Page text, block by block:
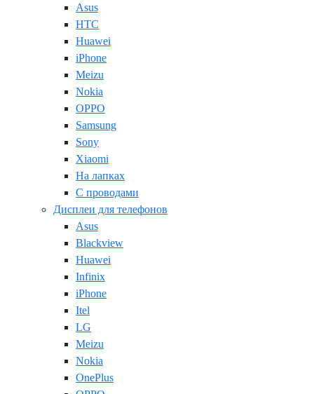
Asus
HTC
Huawei
iPhone
Meizu
Nokia
OPPO
Samsung
Sony
Xiaomi
На лапках
С проводами
Дисплеи для телефонов
Asus
Blackview
Huawei
Infinix
iPhone
Itel
LG
Meizu
Nokia
OnePlus